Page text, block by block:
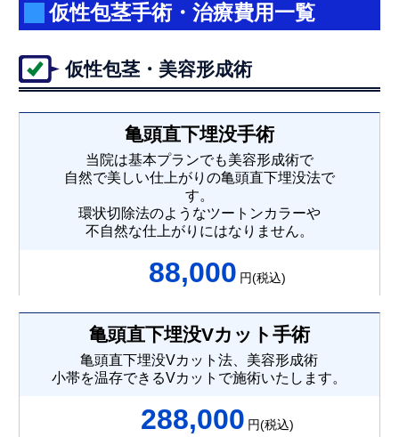
仮性包茎手術・治療費用一覧
仮性包茎・美容形成術
亀頭直下埋没手術
当院は基本プランでも美容形成術で
自然で美しい仕上がりの亀頭直下埋没法で
す。
環状切除法のようなツートンカラーや
不自然な仕上がりにはなりません。
88,000 円(税込)
亀頭直下埋没Vカット手術
亀頭直下埋没Vカット法、美容形成術
小帯を温存できるVカットで施術いたします。
288,000 円(税込)